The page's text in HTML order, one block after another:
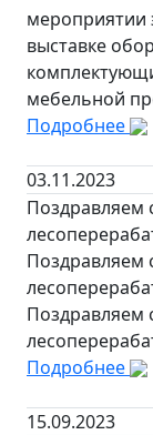
мероприятии
выставке
мебельной
Подробнее
03.11.2023
Поздравляем
Поздравляем
Поздравляем
Подробнее
15.09.2023